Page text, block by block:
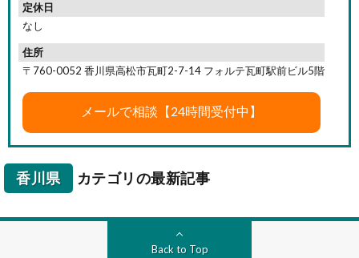
定休日
なし
住所
〒760-0052 香川県高松市瓦町2-7-14 フォルテ瓦町駅前ビル5階
香川県 カテゴリの最新記事
Back to Top